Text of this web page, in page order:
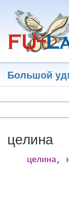
основному
содержанию
Большой
целина
целина,